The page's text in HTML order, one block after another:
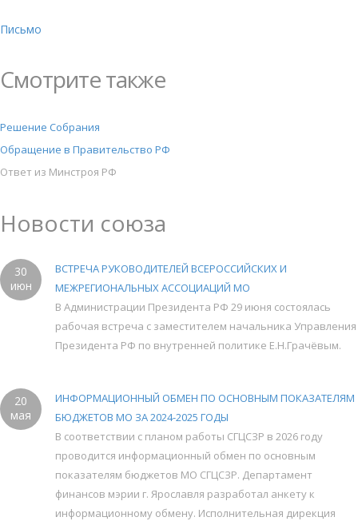
Письмо
Смотрите также
Решение Собрания
Обращение в Правительство РФ
Ответ из Минстроя РФ
Новости союза
30
июн
ВСТРЕЧА РУКОВОДИТЕЛЕЙ ВСЕРОССИЙСКИХ И
МЕЖРЕГИОНАЛЬНЫХ АССОЦИАЦИЙ МО
В Администрации Президента РФ 29 июня состоялась
рабочая встреча с заместителем начальника Управления
Президента РФ по внутренней политике Е.Н.Грачёвым.
20
мая
ИНФОРМАЦИОННЫЙ ОБМЕН ПО ОСНОВНЫМ ПОКАЗАТЕЛЯМ
БЮДЖЕТОВ МО ЗА 2024-2025 ГОДЫ
В соответствии с планом работы СГЦСЗР в 2026 году
проводится информационный обмен по основным
показателям бюджетов МО СГЦСЗР. Департамент
финансов мэрии г. Ярославля разработал анкету к
информационному обмену. Исполнительная дирекция